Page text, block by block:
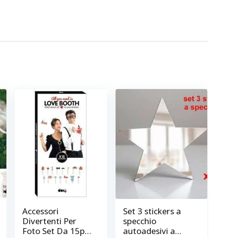
Accessori
Divertenti Per
Foto Set Da 15pz
Set 3 stickers a
specchio
autoadesivi a